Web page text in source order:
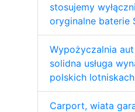
stosujemy
oryginalne baterie
Wypożyczalnia
solidna usługa
polskich lotniskach
Carport, wiata